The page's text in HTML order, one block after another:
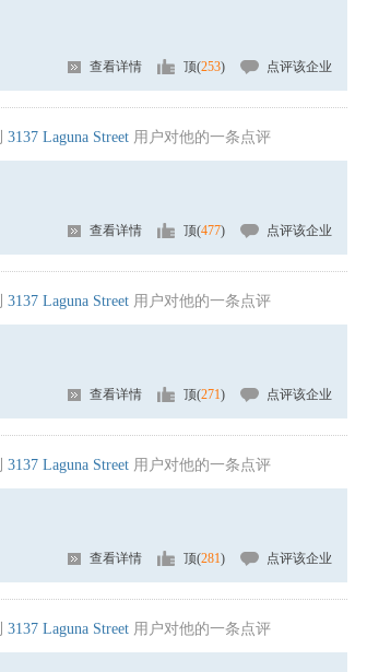
查看详情 顶(253) 点评该企业
3137 Laguna Street 用户对他的一条点评
查看详情 顶(477) 点评该企业
3137 Laguna Street 用户对他的一条点评
查看详情 顶(271) 点评该企业
3137 Laguna Street 用户对他的一条点评
查看详情 顶(281) 点评该企业
3137 Laguna Street 用户对他的一条点评